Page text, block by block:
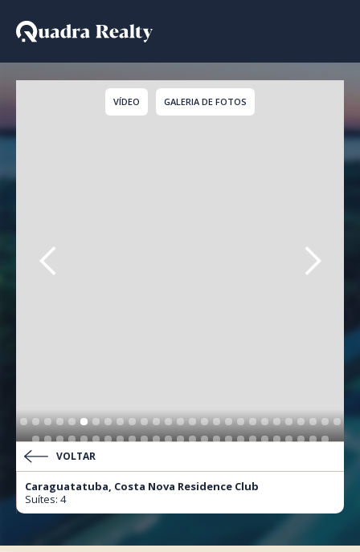
Casa De Condomínio
VÍDEO GALERIA DE FOTOS
VOLTAR
Caraguatatuba, Costa Nova Residence Club
Suítes: 4